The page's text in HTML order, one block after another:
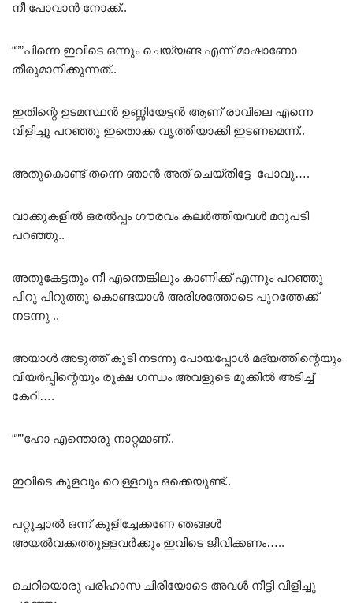
നീ പോവാൻ നോക്ക്..
“””പിന്നെ ഇവിടെ ഒന്നും ചെയ്യണ്ട എന്ന് മാഷാണോ
തീരുമാനിക്കുന്നത്..
ഇതിന്റെ ഉടമസ്ഥൻ ഉണ്ണിയേട്ടൻ ആണ് രാവിലെ എന്നെ
വിളിച്ചു പറഞ്ഞു ഇതൊക്ക വൃത്തിയാക്കി ഇടണമെന്ന്..
അതുകൊണ്ട് തന്നെ ഞാൻ അത് ചെയ്തിട്ടേ പോവു….
വാക്കുകളിൽ ഒരൽപ്പം ഗൗരവം കലർത്തിയവൾ മറുപടി
പറഞ്ഞു..
അതുകേട്ടതും നീ എന്തെങ്കിലും കാണിക്ക് എന്നും പറഞ്ഞു
പിറു പിറുത്തു കൊണ്ടയാൾ അരിശത്തോടെ പുറത്തേക്ക്
നടന്നു ..
അയാൾ അടുത്ത് കൂടി നടന്നു പോയപ്പോൾ മദ്യത്തിന്റെയും
വിയർപ്പിന്റെയും രൂക്ഷ ഗന്ധം അവളുടെ മൂക്കിൽ അടിച്ച്
കേറി….
“””ഹോ എന്തൊരു നാറ്റമാണ്..
ഇവിടെ കുളവും വെള്ളവും ഒക്കെയുണ്ട്..
പറ്റൂച്ചാൽ ഒന്ന് കുളിച്ചേക്കണേ ഞങ്ങൾ
അയൽവക്കത്തുള്ളവർക്കും ഇവിടെ ജീവിക്കണം…..
ചെറിയൊരു പരിഹാസ ചിരിയോടെ അവൾ നീട്ടി വിളിച്ചു